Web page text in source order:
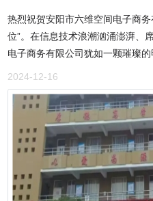
医疗设备还是小巧的医疗器具，
售后服务方面，诚信更是华康宏
专业团队会在第一时间响应，以
产品的维修、保养还是技术咨询
宏力用实际行动告诉客户，选择
竞争日益激烈的今天，华康宏力
营。以诚信赢得客户的信任，以
行业交流与合作，以开放的心态
器械行业的健康发展。华康宏力
公司自开业以来，已获得 3 项产
以及中国质量诚信 AAA 级荣誉证
热烈祝贺安阳市六维空间电子商
位”。在信息技术浪潮汹涌澎湃、
电子商务有限公司犹如一颗璀璨
这座古老而充满活力的城市，承
极拥抱新时代的发展机遇。在国
发展的大背景下，安阳市六维空
服务和坚定的使命担当，勇立潮
维空间电子商务有限公司成立于
团结成战略合作伙伴关系，一路
如今的燎原之势，从弱到强，逐
这背后，离不开董事长李治飞的
2024-12-16